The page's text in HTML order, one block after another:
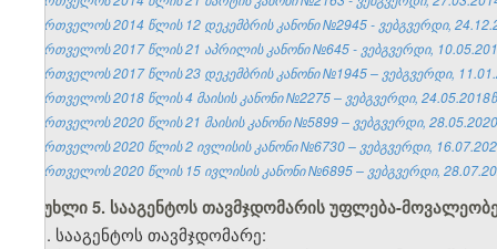
საქართველოს 2014 წლის 12 დეკემბრის კანონი №2945 - ვებგვერდი,
საქართველოს 2017 წლის 21 აპრილის კანონი №645 - ვებგვერდი,
საქართველოს 2017 წლის 23 დეკემბრის კანონი №1945 – ვებგვერდი,
საქართველოს 2018 წლის 4 მაისის კანონი №2275 – ვებგვერდი,
საქართველოს 2020 წლის 21 მაისის კანონი №5899 – ვებგვერდი,
საქართველოს 2020 წლის 2 ივლისის კანონი №6730 – ვებგვერდი,
საქართველოს 2020 წლის 15 ივლისის კანონი №6895 – ვებგვერდი,
მუხლი 5. სააგენტოს თავმჯდომარის უფლება-
1. სააგენტოს თავმჯდომარე: